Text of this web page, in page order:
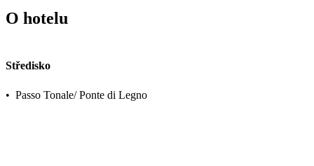
O hotelu
Středisko
• Passo Tonale/ Ponte di Legno